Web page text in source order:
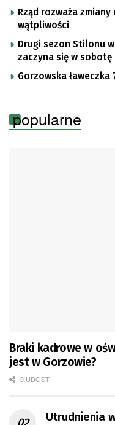
Rząd rozważa
wątpliwości
Drugi sezon Stilonu
zaczyna się w sobotę
Gorzowska ławeczka
popularne
Braki kadrowe w
jest w Gorzowie?
0 UDOST.
Utrudnienia